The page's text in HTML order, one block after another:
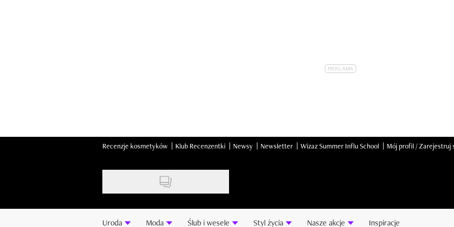
Recenzje kosmetyków Klub Recenzentki Newsy Newsletter Wizaz Summer Influ School Mój profil / Zarejestruj
Uroda Moda Ślub i wesele Styl życia Nasze akcje Inspiracje